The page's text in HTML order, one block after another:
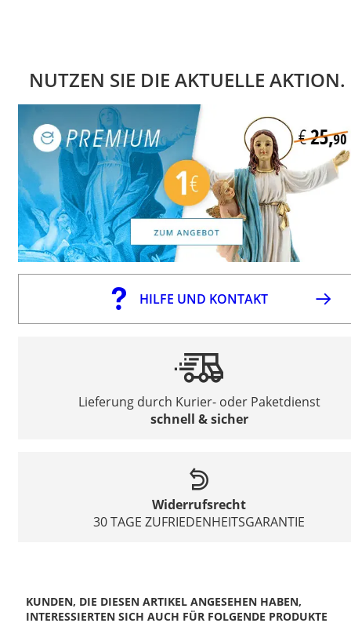
NUTZEN SIE DIE AKTUELLE AKTION.
HILFE UND KONTAKT
Lieferung durch Kurier- oder Paketdienst
schnell & sicher
Widerrufsrecht
30 TAGE ZUFRIEDENHEITSGARANTIE
KUNDEN, DIE DIESEN ARTIKEL ANGESEHEN HABEN,
INTERESSIERTEN SICH AUCH FÜR FOLGENDE PRODUKTE